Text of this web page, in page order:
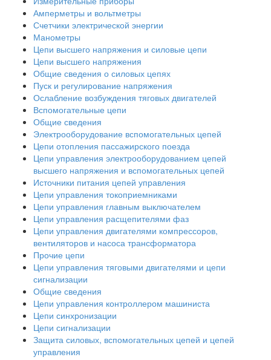
Амперметры и вольтметры
Счетчики электрической энергии
Манометры
Цепи высшего напряжения и силовые цепи
Цепи высшего напряжения
Общие сведения о силовых цепях
Пуск и регулирование напряжения
Ослабление возбуждения тяговых двигателей
Вспомогательные цепи
Общие сведения
Электрооборудование вспомогательных цепей
Цепи отопления пассажирского поезда
Цепи управления электрооборудованием цепей
высшего напряжения и вспомогательных цепей
Источники питания цепей управления
Цепи управления токоприемниками
Цепи управления главным выключателем
Цепи управления расщепителями фаз
Цепи управления двигателями компрессоров,
вентиляторов и насоса трансформатора
Прочие цепи
Цепи управления тяговыми двигателями и цепи
сигнализации
Общие сведения
Цепи управления контроллером машиниста
Цепи синхронизации
Цепи сигнализации
Защита силовых, вспомогательных цепей и цепей
управления